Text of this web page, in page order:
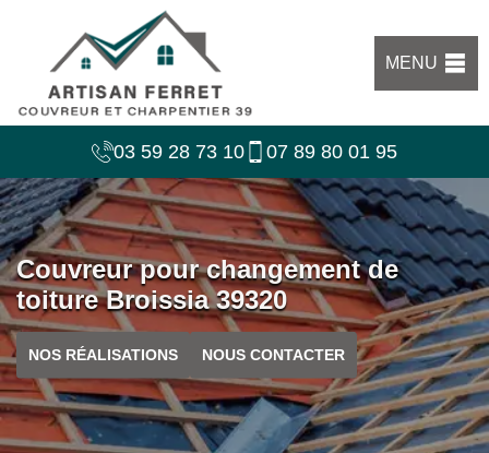
MENU
03 59 28 73 10 07 89 80 01 95
Couvreur pour changement de
toiture Broissia 39320
NOS RÉALISATIONS NOUS CONTACTER